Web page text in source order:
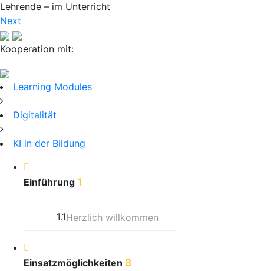
Lehrende – im Unterricht
Next
Kooperation mit:
Learning Modules
Digitalität
KI in der Bildung
Einführung 1
1.1Herzlich willkommen
Einsatzmöglichkeiten 8